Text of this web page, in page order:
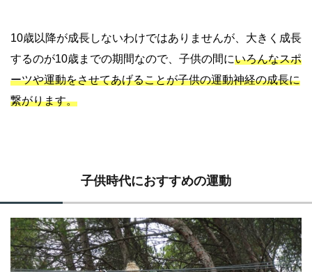
10歳以降が成長しないわけではありませんが、大きく成長
するのが10歳までの期間なので、子供の間にいろんなスポ
ーツや運動をさせてあげることが子供の運動神経の成長に
繋がります。
子供時代におすすめの運動